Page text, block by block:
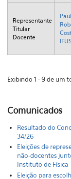
Representante
Titular
Docente
Exibindo 1 - 9 de um
Comunicados
Resultado do
34/26
Eleições de
não-docentes
Instituto de Física
Eleição para